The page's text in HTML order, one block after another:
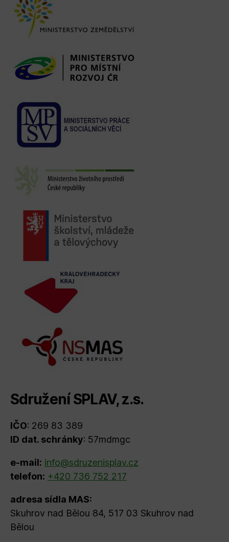
Sdružení SPLAV, z.s.
IČO: 269 83 389
ID dat. schránky: 57mdmgc
e-mail: info@sdruzenisplav.cz
telefon: +420 736 752 217
adresa sídla MAS:
Skuhrov nad Bělou 84, 517 03 Skuhrov nad
Bělou